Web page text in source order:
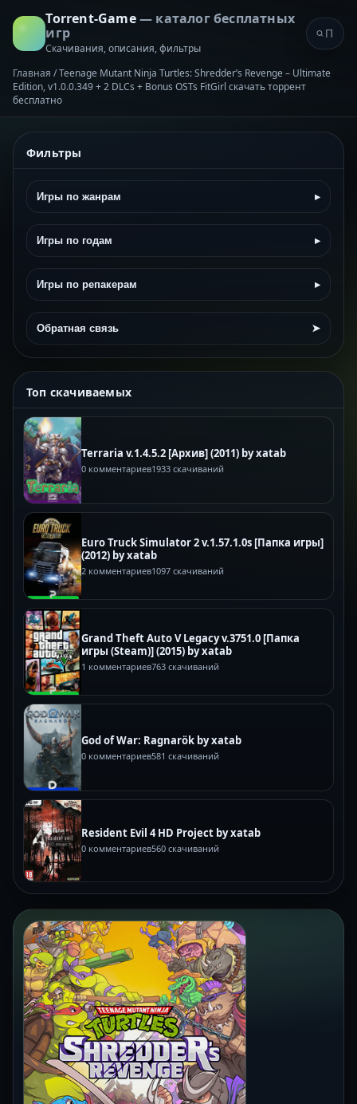
Torrent-Game— каталог бесплатных
игр
Скачивания, описания, фильтры
Главная /Teenage Mutant Ninja Turtles: Shredder’s Revenge – Ultimate
Edition, v1.0.0.349 + 2 DLCs + Bonus OSTs FitGirl скачать торрент
бесплатно
Фильтры
Игры по жанрам ▸
Игры по годам ▸
Игры по репакерам ▸
Обратная связь ➤
Топ скачиваемых
Terraria v.1.4.5.2 [Архив] (2011) by xatab
0 комментариев1933 скачиваний
Euro Truck Simulator 2 v.1.57.1.0s [Папка игры]
(2012) by xatab
2 комментариев1097 скачиваний
Grand Theft Auto V Legacy v.3751.0 [Папка
игры (Steam)] (2015) by xatab
1 комментариев763 скачиваний
God of War: Ragnarök by xatab
0 комментариев581 скачиваний
Resident Evil 4 HD Project by xatab
0 комментариев560 скачиваний